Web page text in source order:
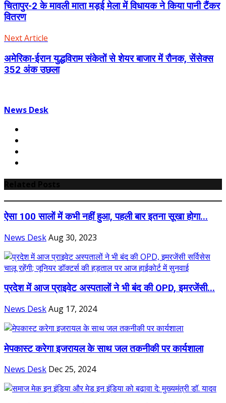
चितापुर-2 के मावली माता मड़ई मेला में विधायक ने किया पानी टैंकर
वितरण
Next Article
अमेरिका-ईरान युद्धविराम संकेतों से शेयर बाजार में रौनक, सेंसेक्स
352 अंक उछला
News Desk
ऐसा 100 सालों में कभी नहीं हुआ, पहली बार इतना सूखा होगा...
News DeskAug 30, 2023
प्रदेश में आज प्राइवेट अस्पतालों ने भी बंद की OPD, इमरजेंसी...
News DeskAug 17, 2024
मेपकास्ट करेगा इजरायल के साथ जल तकनीकी पर कार्यशाला
News Desk Dec 25, 2024